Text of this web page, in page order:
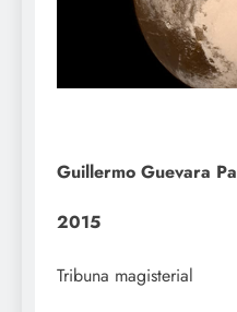
Guillermo Guevara
2015
Tribuna magisterial